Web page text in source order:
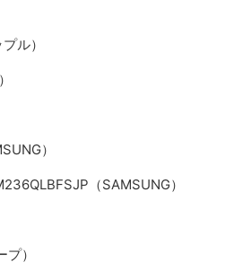
ル）
）
（SAMSUNG）
）